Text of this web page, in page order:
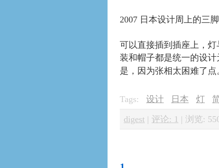
2007 日本设计周上的三
可以直接插到插座上，
装和帽子都是统一的设
是，因为张相太困难了
Tags: 设计 日本 灯
digest | 评论: 1 | 浏览: